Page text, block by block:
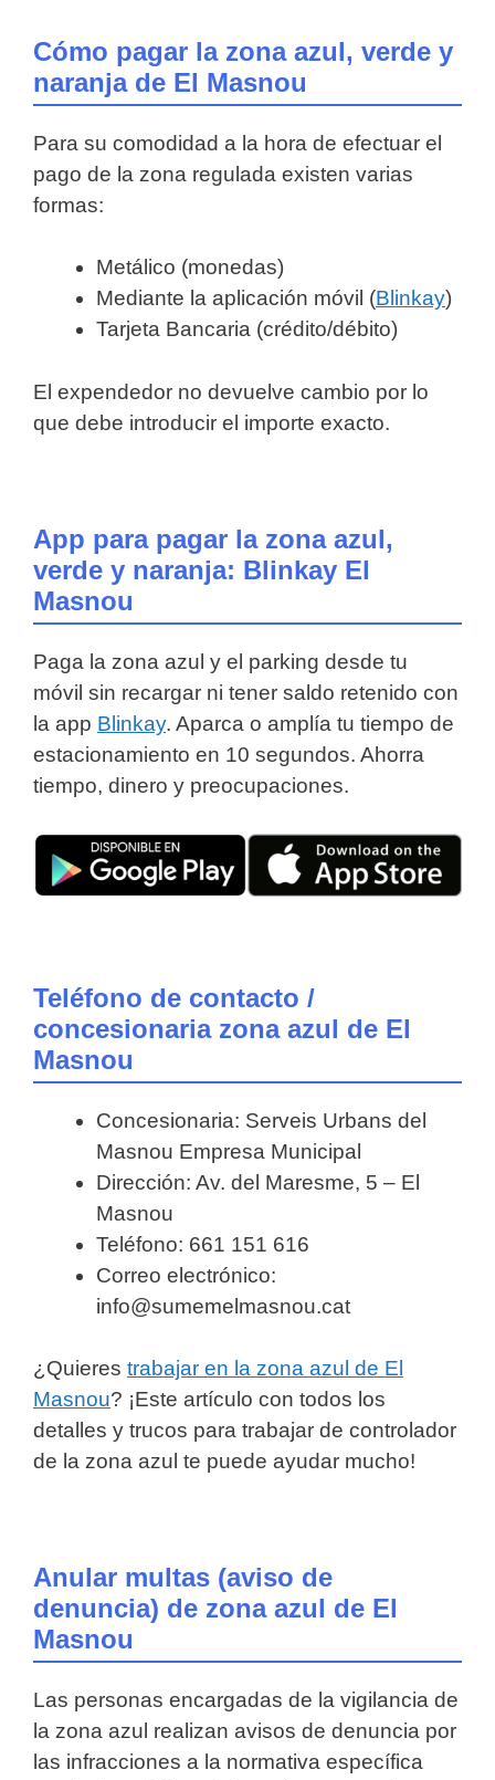
Cómo pagar la zona azul, verde y
naranja de El Masnou
Para su comodidad a la hora de efectuar el
pago de la zona regulada existen varias
formas:
Metálico (monedas)
Mediante la aplicación móvil (Blinkay)
Tarjeta Bancaria (crédito/débito)
El expendedor no devuelve cambio por lo
que debe introducir el importe exacto.
App para pagar la zona azul,
verde y naranja: Blinkay El
Masnou
Paga la zona azul y el parking desde tu
móvil sin recargar ni tener saldo retenido con
la app Blinkay. Aparca o amplía tu tiempo de
estacionamiento en 10 segundos. Ahorra
tiempo, dinero y preocupaciones.
Teléfono de contacto /
concesionaria zona azul de El
Masnou
Concesionaria: Serveis Urbans del
Masnou Empresa Municipal
Dirección: Av. del Maresme, 5 – El
Masnou
Teléfono: 661 151 616
Correo electrónico:
info@sumemelmasnou.cat
¿Quieres trabajar en la zona azul de El
Masnou? ¡Este artículo con todos los
detalles y trucos para trabajar de controlador
de la zona azul te puede ayudar mucho!
Anular multas (aviso de
denuncia) de zona azul de El
Masnou
Las personas encargadas de la vigilancia de
la zona azul realizan avisos de denuncia por
las infracciones a la normativa específica